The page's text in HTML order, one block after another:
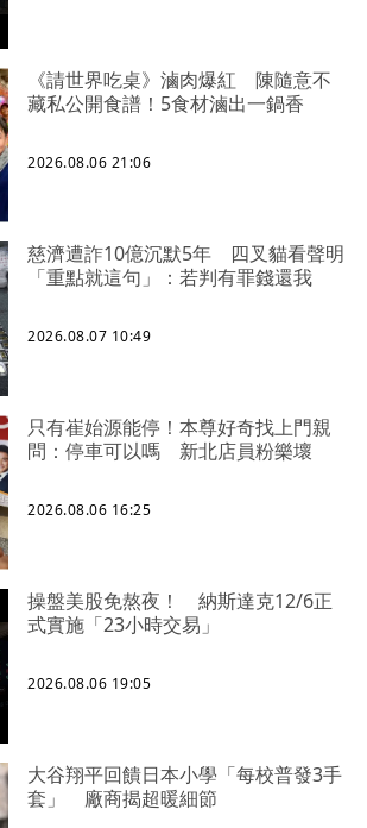
《請世界吃桌》滷肉爆紅 陳隨意不
藏私公開食譜！5食材滷出一鍋香
2026.08.06 21:06
慈濟遭詐10億沉默5年 四叉貓看聲明
「重點就這句」：若判有罪錢還我
2026.08.07 10:49
只有崔始源能停！本尊好奇找上門親
問：停車可以嗎 新北店員粉樂壞
2026.08.06 16:25
操盤美股免熬夜！ 納斯達克12/6正
式實施「23小時交易」
2026.08.06 19:05
大谷翔平回饋日本小學「每校普發3手
套」 廠商揭超暖細節